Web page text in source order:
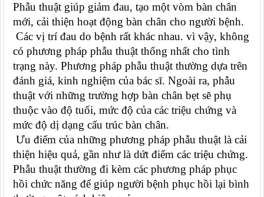
Phẫu thuật giúp giảm đau, tạo một vòm bàn chân
mới, cải thiện hoạt động bàn chân cho người bệnh.
Các vị trí đau do bệnh rất khác nhau. vì vậy, không
có phương pháp phẫu thuật thống nhất cho tình
trạng này. Phương pháp phẫu thuật thường dựa trên
đánh giá, kinh nghiệm của bác sĩ. Ngoài ra, phẫu
thuật với những trường hợp bàn chân bẹt sẽ phụ
thuộc vào độ tuổi, mức độ của các triệu chứng và
mức độ dị dạng cấu trúc bàn chân.
Ưu điểm của những phương pháp phẫu thuật là cải
thiện hiệu quả, gần như là dứt điểm các triệu chứng.
Phẫu thuật thường đi kèm các phương pháp phục
hồi chức năng để giúp người bệnh phục hồi lại bình